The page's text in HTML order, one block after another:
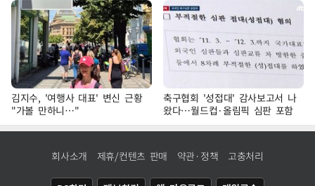
김지수, '여행사 대표' 변신 근황
"가볼 만하니…"
축구협회 '성접대' 감사보고서 나
왔다…월드컵·올림픽 심판 포함
회사소개 제휴/컨텐츠 판매 약관·정책 고충처리